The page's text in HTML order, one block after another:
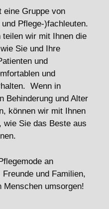
eine Gruppe von
Pflege-)fachleuten.
teilen wir mit Ihnen die
Sie und Ihre
und
und
Wenn in
Behinderung und Alter
können wir mit Ihnen
wie Sie das Beste aus
an
und Familien,
Menschen umsorgen!